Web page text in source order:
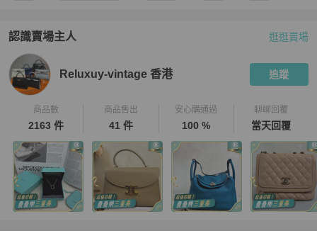
認識賣場主人
PopChill 拍拍圈嚴選賣家
逛逛賣場
Reluxuy-vintage 香港 追蹤
商品數
2163 件
商品售出
41 件
安心購通過
100 %
聊聊回覆
當天回覆